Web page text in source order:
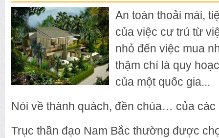
An toàn thoải mái,
của việc cư trú từ
nhỏ đến việc mua
thậm chí là quy
của một quốc gia...
Nói về thành quách, đền chùa… của
Trục thần đạo Nam Bắc thường được